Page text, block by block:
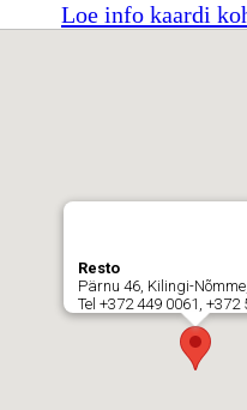
Loe info kaardi
Resto
Pärnu 46, Kilingi-
Tel +372 449 0061, +372